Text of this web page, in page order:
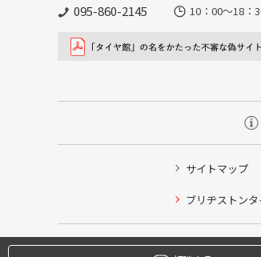
095-860-2145 10：00～18：
サイトマップ
ブリヂストン
タイヤ点検・安全点検/タイヤ履き
クローク契約会員専用タイヤ履き
本日のタイヤ履き替え順番待ち予約